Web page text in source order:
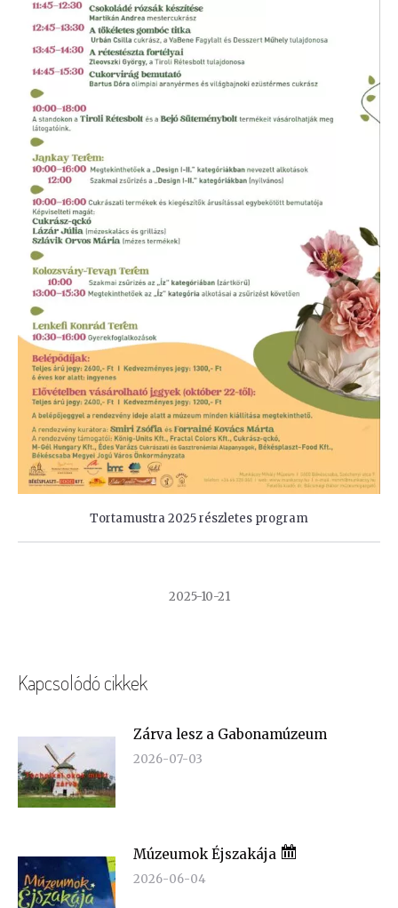
Tortamustra 2025 részletes program
2025-10-21
Kapcsolódó cikkek
Zárva lesz a Gabonamúzeum
2026-07-03
Múzeumok Éjszakája
2026-06-04